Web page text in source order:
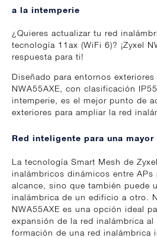
a la intemperie
¿Quieres actualizar tu red
tecnología 11ax (WiFi 6)? ¡Zyxel
respuesta para ti!
Diseñado para entornos
NWA55AXE, con clasificación
intemperie, es el mejor punto de
exteriores para ampliar la red
Red inteligente para una mayor
La tecnología Smart Mesh de
inalámbricos dinámicos entre APs
alcance, sino que también puede
inalámbrica de un edificio a otro.
NWA55AXE es una opción ideal
expansión de la red inalámbrica al
formación de una red inalámbrica